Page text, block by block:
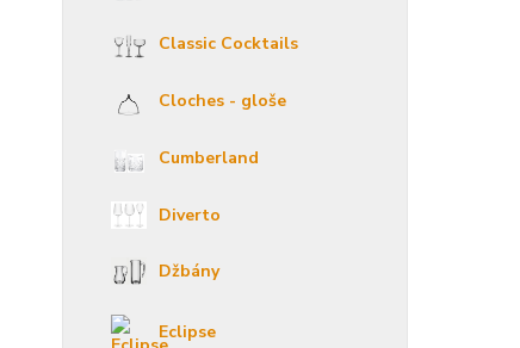
Classic Cocktails
Cloches - gloše
Cumberland
Diverto
Džbány
Eclipse